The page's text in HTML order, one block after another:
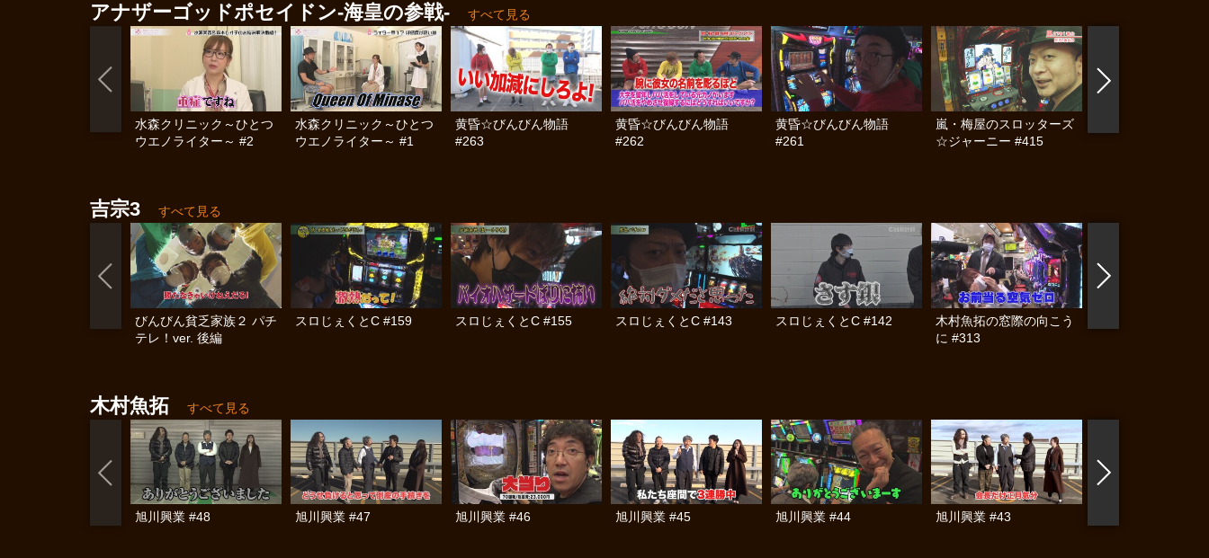
アナザーゴッドポセイドン-海皇の参戦- すべて見る
水森クリニック～ひとつ
ウエノライター～ #2
水森クリニック～ひとつ
ウエノライター～ #1
黄昏☆びんびん物語
#263
黄昏☆びんびん物語
#262
黄昏☆びんびん物語
#261
嵐・梅屋のスロッターズ
☆ジャーニー #415
吉宗3 すべて見る
びんびん貧乏家族２ パチ
テレ！ver. 後編
スロじぇくとC #159 スロじぇくとC #155 スロじぇくとC #143 スロじぇくとC #142
木村魚拓の窓際の向こう
に #313
木村魚拓 すべて見る
旭川興業 #48 旭川興業 #47 旭川興業 #46 旭川興業 #45 旭川興業 #44 旭川興業 #43